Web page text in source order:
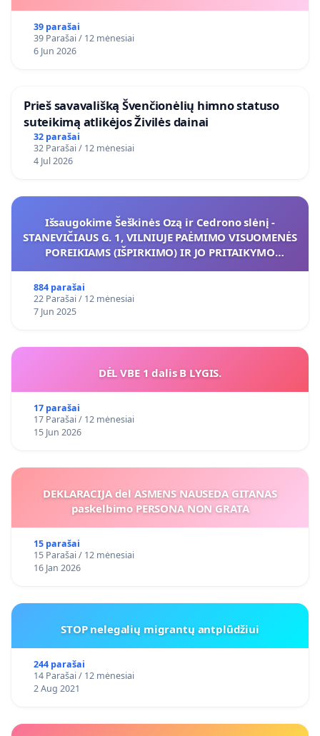
39 parašai
39 Parašai / 12 mėnesiai
6 Jun 2026
​Prieš savavališką Švenčionėlių himno statuso
suteikimą atlikėjos Živilės dainai
32 parašai
32 Parašai / 12 mėnesiai
4 Jul 2026
Išsaugokime Šeškinės Ozą ir Cedrono slėnį -
STANEVIČIAUS G. 1, VILNIUJE PAĖMIMO VISUOMENĖS
POREIKIAMS (IŠPIRKIMO) IR JO PRITAIKYMO
884 parašai
22 Parašai / 12 mėnesiai
7 Jun 2025
DĖL VBE 1 dalis B LYGIS.
17 parašai
17 Parašai / 12 mėnesiai
15 Jun 2026
DEKLARACIJA del ASMENS NAUSEDA GITANAS
paskelbimo PERSONA NON GRATA
15 parašai
15 Parašai / 12 mėnesiai
16 Jan 2026
STOP nelegalių migrantų antplūdžiui
244 parašai
14 Parašai / 12 mėnesiai
2 Aug 2021